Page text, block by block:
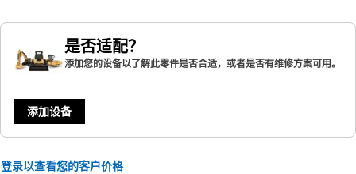
是否适配？
添加您的设备以了解此零件是否合适，或者是否有维修方案可用。
添加设备
登录以查看您的客户价格